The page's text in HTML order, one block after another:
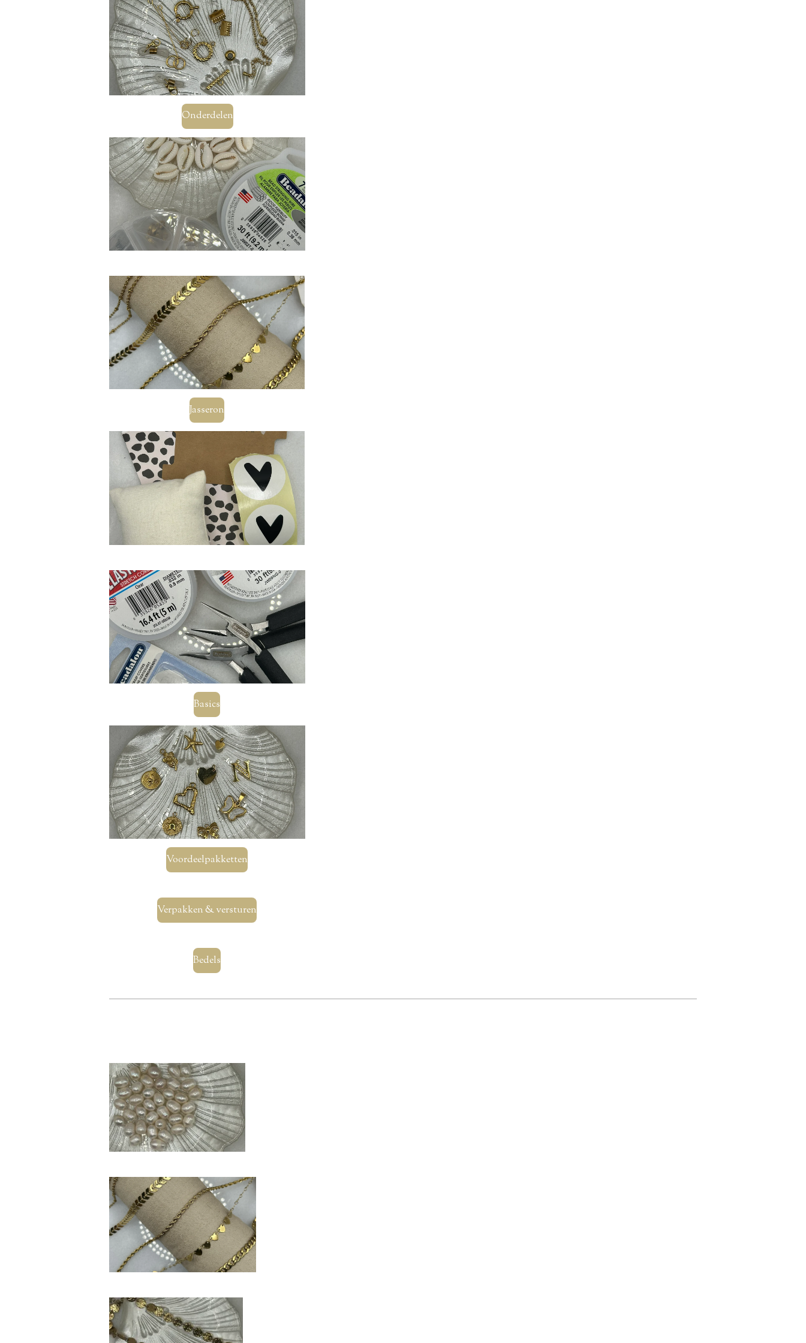
Onderdelen
Jasseron
Basics
Voordeelpakketten
Verpakken & versturen
Bedels